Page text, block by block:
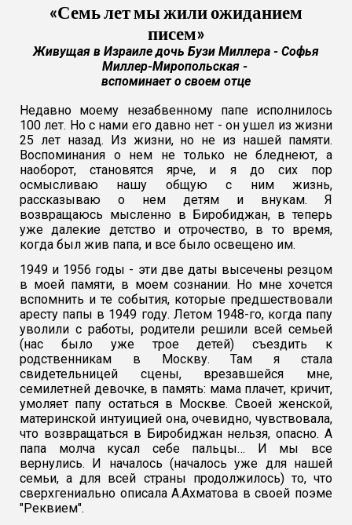
«Семь лет мы жили ожиданием
писем»
Живущая в Израиле дочь Бузи Миллера - Софья
Миллер-Миропольская -
вспоминает о своем отце
Недавно моему незабвенному папе исполнилось
100 лет. Но с нами его давно нет - он ушел из жизни
25 лет назад. Из жизни, но не из нашей памяти.
Воспоминания о нем не только не бледнеют, а
наоборот, становятся ярче, и я до сих пор
осмысливаю нашу общую с ним жизнь,
рассказываю о нем детям и внукам. Я
возвращаюсь мысленно в Биробиджан, в теперь
уже далекие детство и отрочество, в то время,
когда был жив папа, и все было освещено им.
1949 и 1956 годы - эти две даты высечены резцом
в моей памяти, в моем сознании. Но мне хочется
вспомнить и те события, которые предшествовали
аресту папы в 1949 году. Летом 1948-го, когда папу
уволили с работы, родители решили всей семьей
(нас было уже трое детей) съездить к
родственникам в Москву. Там я стала
свидетельницей сцены, врезавшейся мне,
семилетней девочке, в память: мама плачет, кричит,
умоляет папу остаться в Москве. Своей женской,
материнской интуицией она, очевидно, чувствовала,
что возвращаться в Биробиджан нельзя, опасно. А
папа молча кусал себе пальцы… И мы все
вернулись. И началось (началось уже для нашей
семьи, а для всей страны продолжилось) то, что
сверхгениально описала А.Ахматова в своей поэме
"Реквием".